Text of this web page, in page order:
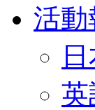
活動
英